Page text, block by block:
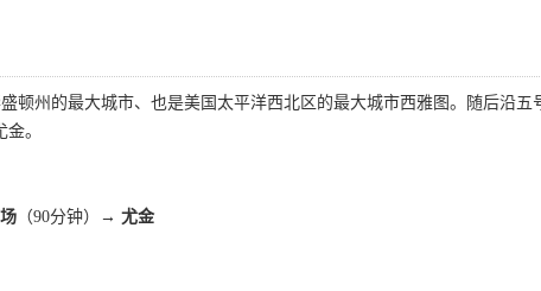
顿州的最大城市、也是美国太平洋西北区的最大城市西雅图。随后沿五
。
（90分钟）
→ 尤金